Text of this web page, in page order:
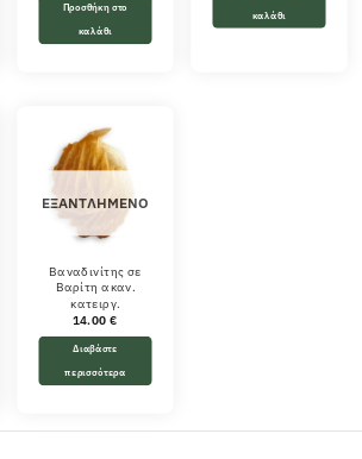
Προσθήκη στο
καλάθι
καλάθι
ΕΞΑΝΤΛΗΜΈΝΟ
Βαναδινίτης σε
Βαρίτη ακαν.
κατειργ.
14.00€
Διαβάστε
περισσότερα